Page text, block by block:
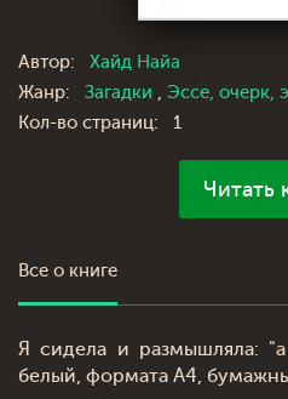
Автор:
Хайд Найа
Жанр:
Загадки , Эссе, очерк,
Кол-во страниц:
1
Читать
Все о книге
Я сидела и размышляла:
белый, формата А4,